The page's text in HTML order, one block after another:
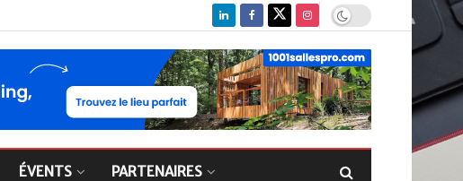
ÉVENTS PARTENAIRES